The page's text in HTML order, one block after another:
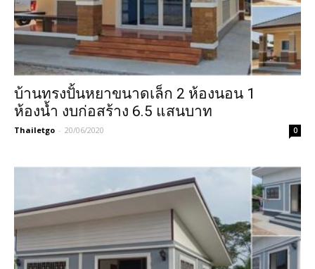
บ้านทรงปั้นหยาขนาดเล็ก 2 ห้องนอน 1
ห้องน้ำ งบก่อสร้าง 6.5 แสนบาท
Thailetgo - 20/06/2020 0